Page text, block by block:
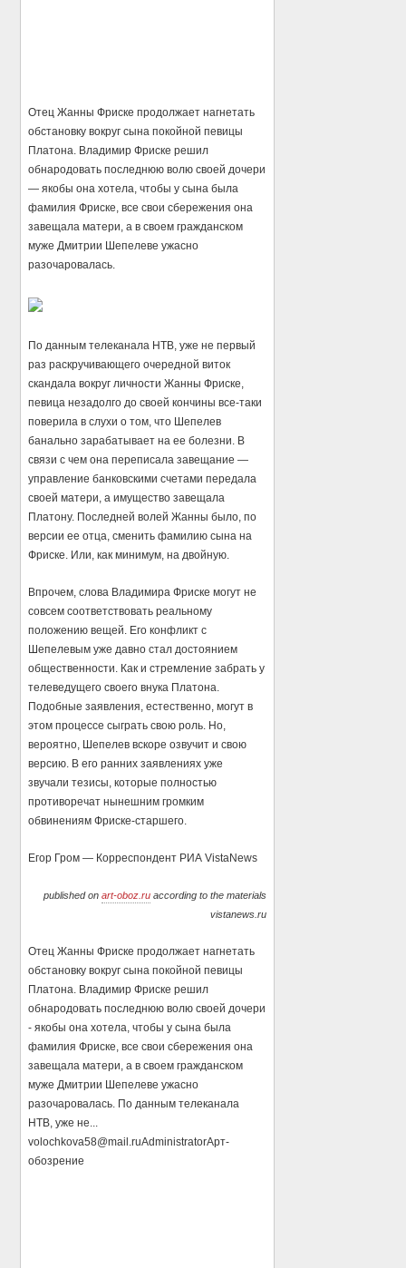
Отец Жанны Фриске продолжает нагнетать
обстановку вокруг сына покойной певицы
Платона. Владимир Фриске решил
обнародовать последнюю волю своей дочери
— якобы она хотела, чтобы у сына была
фамилия Фриске, все свои сбережения она
завещала матери, а в своем гражданском
муже Дмитрии Шепелеве ужасно
разочаровалась.
По данным телеканала НТВ, уже не первый
раз раскручивающего очередной виток
скандала вокруг личности Жанны Фриске,
певица незадолго до своей кончины все-таки
поверила в слухи о том, что Шепелев
банально зарабатывает на ее болезни. В
связи с чем она переписала завещание —
управление банковскими счетами передала
своей матери, а имущество завещала
Платону. Последней волей Жанны было, по
версии ее отца, сменить фамилию сына на
Фриске. Или, как минимум, на двойную.
Впрочем, слова Владимира Фриске могут не
совсем соответствовать реальному
положению вещей. Его конфликт с
Шепелевым уже давно стал достоянием
общественности. Как и стремление забрать у
телеведущего своего внука Платона.
Подобные заявления, естественно, могут в
этом процессе сыграть свою роль. Но,
вероятно, Шепелев вскоре озвучит и свою
версию. В его ранних заявлениях уже
звучали тезисы, которые полностью
противоречат нынешним громким
обвинениям Фриске-старшего.
Егор Гром — Корреспондент РИА VistaNews
published on art-oboz.ruaccording to the materials
vistanews.ru
Отец Жанны Фриске продолжает нагнетать
обстановку вокруг сына покойной певицы
Платона. Владимир Фриске решил
обнародовать последнюю волю своей дочери
- якобы она хотела, чтобы у сына была
фамилия Фриске, все свои сбережения она
завещала матери, а в своем гражданском
муже Дмитрии Шепелеве ужасно
разочаровалась. По данным телеканала
НТВ, уже не...
volochkova58@mail.ruAdministratorАрт-
обозрение